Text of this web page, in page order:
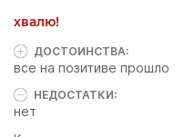
хвалю!
ДОСТОИНCТВА:
все на позитиве прошло
НЕДОСТАТКИ:
нет